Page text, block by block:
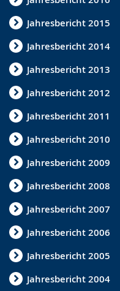
Jahresbericht 2015
Jahresbericht 2014
Jahresbericht 2013
Jahresbericht 2012
Jahresbericht 2011
Jahresbericht 2010
Jahresbericht 2009
Jahresbericht 2008
Jahresbericht 2007
Jahresbericht 2006
Jahresbericht 2005
Jahresbericht 2004
.n
g
.
n
s
p
r
a
c
h
e
w
i
r
d
a
n
g
e